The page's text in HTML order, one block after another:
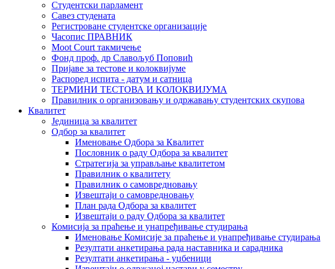
Студентски парламент
Савез студената
Регистроване студентске организације
Часопис ПРАВНИК
Moot Court такмичење
Фонд проф. др Славољуб Поповић
Пријаве за тестове и колоквијуме
Распоред испита - датум и сатница
ТЕРМИНИ ТЕСТОВА И КОЛОКВИЈУМА
Правилник о организовању и одржавању студентских скупова
Квалитет
Јединица за квалитет
Одбор за квалитет
Именовање Одбора за Квалитет
Пословник о раду Одбора за квалитет
Стратегија за управљање квалитетом
Правилник о квалитету
Правилник о самовредновању
Извештаји о самовредновању
План рада Одбора за квалитет
Извештаји о раду Одбора за квалитет
Комисија за праћење и унапређивање студирања
Именовање Комисије за праћење и унапређивање студирања
Резултати анкетирања рада наставника и сарадника
Резултати анкетирања - уџбеници